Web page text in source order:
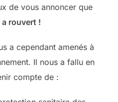
de vous annoncer que
a rouvert !
a cependant amenés à
Il nous a fallu en
compte de :